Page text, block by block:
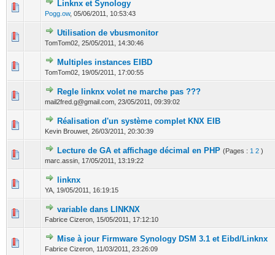
Linknx et Synology
Pogg.ow, 05/06/2011, 10:53:43
0 Votes - 0 sur 5 en moyenne
1234
Utilisation de vbusmonitor
TomTom02, 25/05/2011, 14:30:46
0 Votes - 0 sur 5 en moyenne
12345
Multiples instances EIBD
TomTom02, 19/05/2011, 17:00:55
0 Votes - 0 sur 5 en moyenne
1234 5
Regle linknx volet ne marche pas ???
mail2fred.g@gmail.com, 23/05/2011, 09:39:02
0 Votes - 0 sur 5 en moyenne
123 45
Réalisation d'un système complet KNX EIB
Kevin Brouwet, 26/03/2011, 20:30:39
0 Votes - 0 sur 5 en moyenne
12345
Lecture de GA et affichage décimal en PHP (Pages : 1 2 )
marc.assin, 17/05/2011, 13:19:22
0 Votes - 0 sur 5 en moyenne
12 345
linknx
YA, 19/05/2011, 16:19:15
0 Votes - 0 sur 5 en moyenne
variable dans LINKNX
Fabrice Cizeron, 15/05/2011, 17:12:10
0 Votes - 0 sur 5 en moyenne
12345
Mise à jour Firmware Synology DSM 3.1 et Eibd/Linknx
Fabrice Cizeron, 11/03/2011, 23:26:09
0 Votes - 0 sur 5 en moyenne
12345